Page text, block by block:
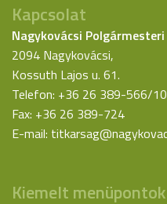
Kapcsolat
Nagykovácsi
2094 Nagykovácsi,
Kossuth Lajos u. 61.
Telefon: +36 26 389-566/
Fax: +36 26 389-724
E-mail:
Kiemelt menüpontok